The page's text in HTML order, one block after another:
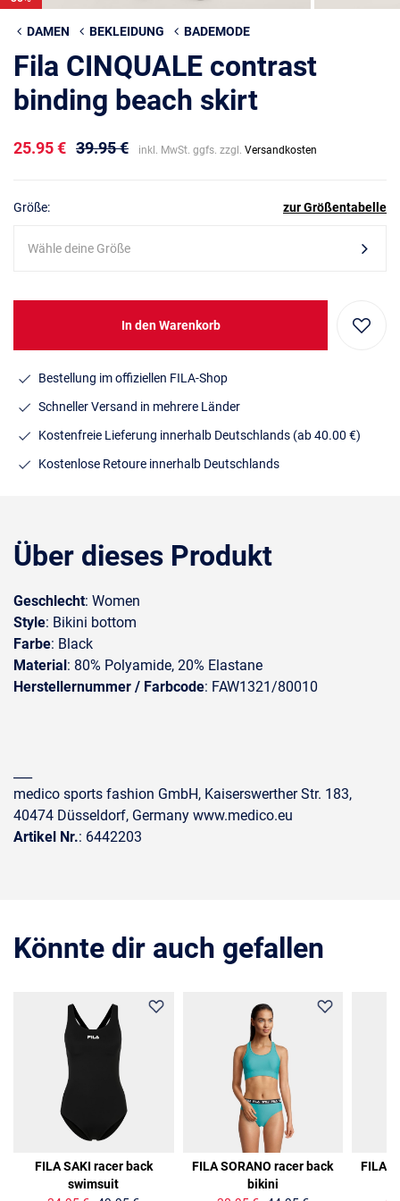
DAMEN BEKLEIDUNG BADEMODE
Fila CINQUALE contrast
binding beach skirt
25.95 € 39.95 € inkl. MwSt. ggfs. zzgl. Versandkosten
Größe: zur Größentabelle
Wähle deine Größe
In den Warenkorb
Bestellung im offiziellen FILA-Shop
Schneller Versand in mehrere Länder
Kostenfreie Lieferung innerhalb Deutschlands (ab 40.00 €)
Kostenlose Retoure innerhalb Deutschlands
Über dieses Produkt
Geschlecht: Women
Style: Bikini bottom
Farbe: Black
Material: 80% Polyamide, 20% Elastane
Herstellernummer / Farbcode: FAW1321/80010
medico sports fashion GmbH, Kaiserswerther Str. 183,
40474 Düsseldorf, Germany www.medico.eu
Artikel Nr.: 6442203
Könnte dir auch gefallen
FILA SAKI racer back
swimsuit
FILA SORANO racer back
bikini
FILA